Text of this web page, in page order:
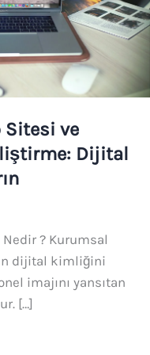
Sitesi ve
Dijital
? Kurumsal
dijital kimliğini
imajını yansıtan
[…]